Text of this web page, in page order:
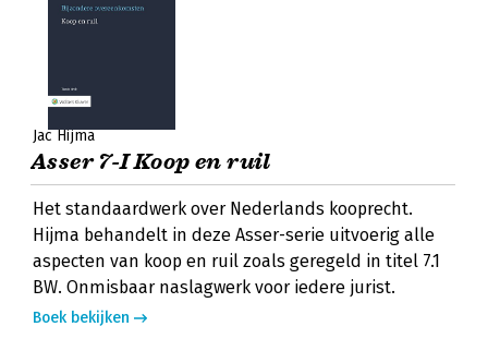
Jac Hijma
Asser 7-I Koop en ruil
Het standaardwerk over Nederlands kooprecht.
Hijma behandelt in deze Asser-serie uitvoerig alle
aspecten van koop en ruil zoals geregeld in titel 7.1
BW. Onmisbaar naslagwerk voor iedere jurist.
Boek bekijken